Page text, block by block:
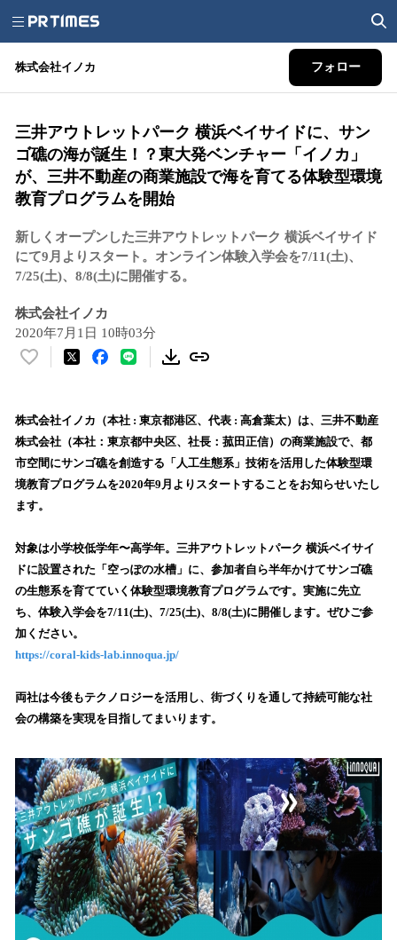
株式会社イノカ フォロー
三井アウトレットパーク 横浜ベイサイドに、サン
ゴ礁の海が誕生！？東大発ベンチャー「イノカ」
が、三井不動産の商業施設で海を育てる体験型環境
教育プログラムを開始
新しくオープンした三井アウトレットパーク 横浜ベイサイド
にて9月よりスタート。オンライン体験入学会を7/11(土)、
7/25(土)、8/8(土)に開催する。
株式会社イノカ
2020年7月1日 10時03分
い
！
数
を
読
込
中
で
す
株式会社イノカ（本社 : 東京都港区、代表 : ⾼倉葉太）は、三井不動産
株式会社（本社：東京都中央区、社長：菰田正信）の商業施設で、都
市空間にサンゴ礁を創造する「人工生態系」技術を活用した体験型環
境教育プログラムを2020年9月よりスタートすることをお知らせいたし
ます。
対象は小学校低学年〜高学年。三井アウトレットパーク 横浜ベイサイ
ドに設置された「空っぽの水槽」に、参加者自ら半年かけてサンゴ礁
の生態系を育てていく体験型環境教育プログラムです。実施に先立
ち、体験入学会を7/11(土)、7/25(土)、8/8(土)に開催します。ぜひご参
加ください。
https://coral-kids-lab.innoqua.jp/
両社は今後もテクノロジーを活用し、街づくりを通して持続可能な社
会の構築を実現を目指してまいります。